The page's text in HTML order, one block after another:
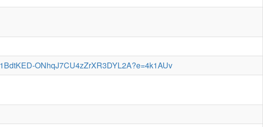
ONhqJ7CU4zZrXR3DYL2A?e=4k1AUv